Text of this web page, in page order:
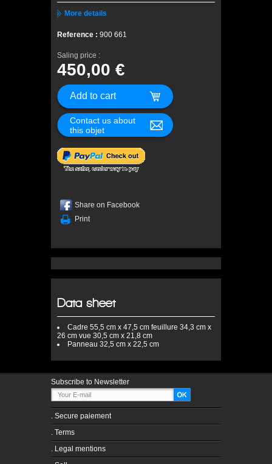
More details
Reference : 900 661
Saling price :
450,00 €
Contact us about
this objet
Share on Facebook
Print
Data sheet
Cadre 55,5 cm x 47,5 cm feuillure 34,3 cm x
26 cm vue 30,5 cm x 21,8 cm
Panneau 32,5 cm x 22,5 cm
Subscribe to Newsletter
. Secure paiement
. Terms
. Legal mentions